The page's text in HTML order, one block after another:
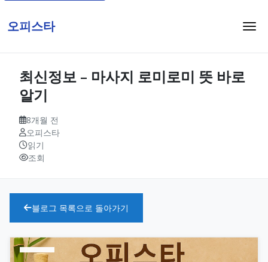
오피스타
최신정보 – 마사지 로미로미 뜻 바로
알기
8개월 전
오피스타
읽기
조회
블로그 목록으로 돌아가기